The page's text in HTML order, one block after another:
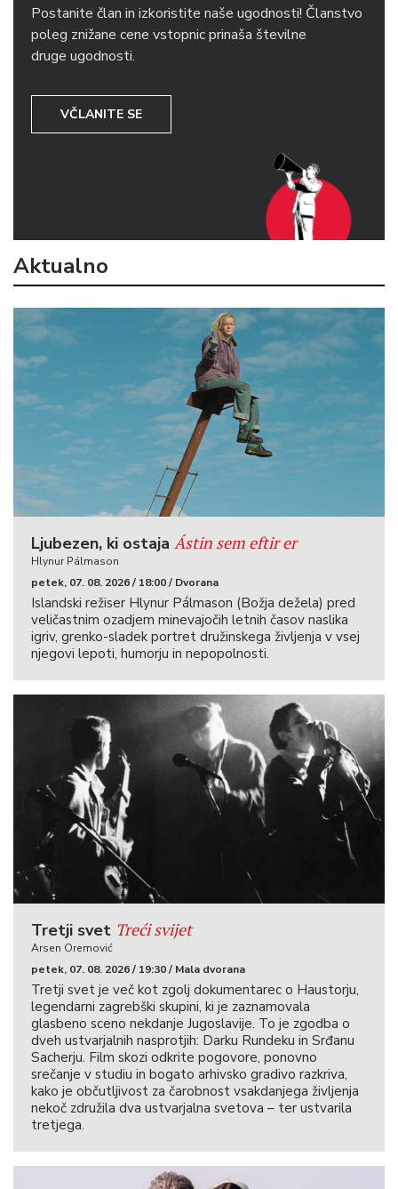
Postanite član in izkoristite naše ugodnosti! Članstvo
poleg znižane cene vstopnic prinaša številne
druge ugodnosti.
VČLANITE SE
Aktualno
Ljubezen, ki ostaja Ástin sem eftir er
Hlynur Pálmason
petek, 07. 08. 2026 / 18:00 / Dvorana
Islandski režiser Hlynur Pálmason (Božja dežela) pred
veličastnim ozadjem minevajočih letnih časov naslika
igriv, grenko-sladek portret družinskega življenja v vsej
njegovi lepoti, humorju in nepopolnosti.
Tretji svet Treći svijet
Arsen Oremović
petek, 07. 08. 2026 / 19:30 / Mala dvorana
Tretji svet je več kot zgolj dokumentarec o Haustorju,
legendarni zagrebški skupini, ki je zaznamovala
glasbeno sceno nekdanje Jugoslavije. To je zgodba o
dveh ustvarjalnih nasprotjih: Darku Rundeku in Srđanu
Sacherju. Film skozi odkrite pogovore, ponovno
srečanje v studiu in bogato arhivsko gradivo razkriva,
kako je občutljivost za čarobnost vsakdanjega življenja
nekoč združila dva ustvarjalna svetova – ter ustvarila
tretjega.